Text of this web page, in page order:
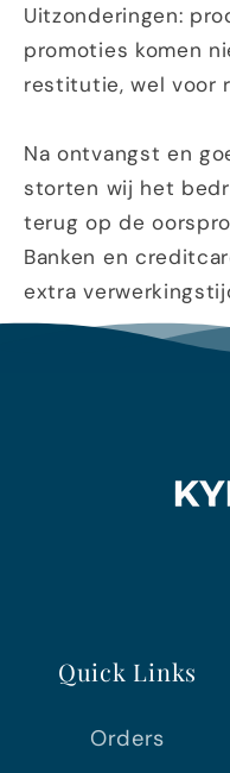
Uitzonderingen:
promoties komen
restitutie, wel voor
Na ontvangst en
storten wij het
terug op de
Banken en
extra
Quick Links
Orders